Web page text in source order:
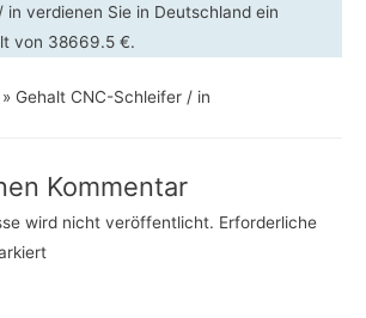
in verdienen Sie in Deutschland ein
von 38669.5 €.
» Gehalt CNC-Schleifer / in
Kommentar
wird nicht veröffentlicht. Erforderliche